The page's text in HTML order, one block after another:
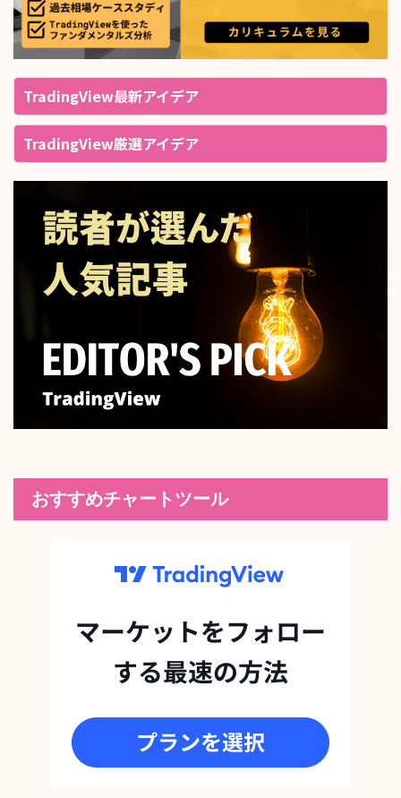
TradingView最新アイデア
TradingView厳選アイデア
おすすめチャートツール